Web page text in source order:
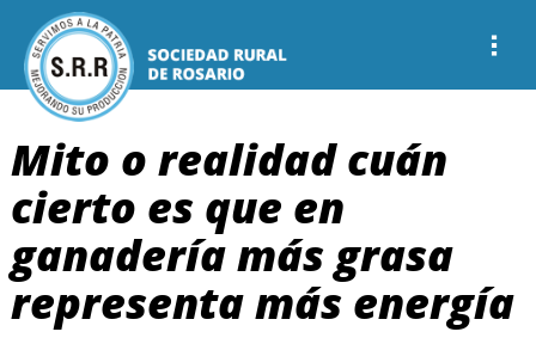
Mito o realidad cuán
cierto es que en
ganadería más grasa
representa más energía